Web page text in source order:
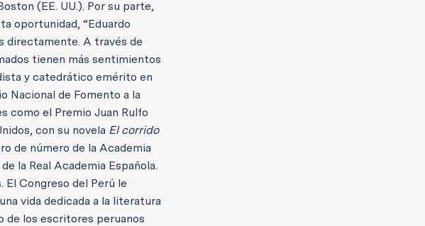
(EE. UU.). Por su parte,
oportunidad, “Eduardo
directamente. A través de
tienen más sentimientos
y catedrático emérito en
Nacional de Fomento a la
como el Premio Juan Rulfo
con su novela El corrido
de número de la Academia
la Real Academia Española.
Congreso del Perú le
vida dedicada a la literatura
de los escritores peruanos